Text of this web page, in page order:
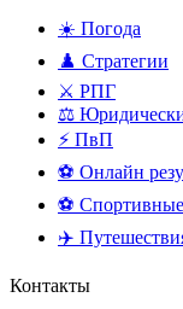
☀️ Погода
♟️ Стратегии
⚔️ РПГ
⚖️
⚡ ПвП
⚽ Онлайн
⚽ Спортивные
✈️
Контакты